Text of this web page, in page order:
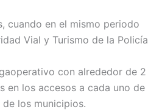
cuando en el mismo periodo
Vial y Turismo de la Policía
con alrededor de 2
en los accesos a cada uno de
los municipios.